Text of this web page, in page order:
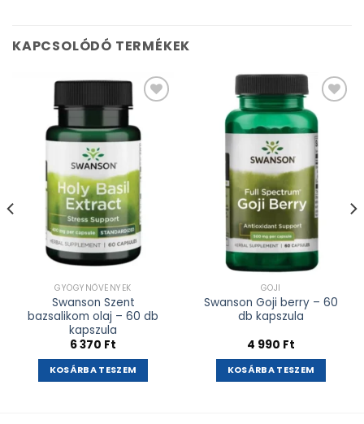
KAPCSOLÓDÓ TERMÉKEK
Kívánságlistához
adás
GYÓGYNÖVÉNYEK
Swanson Szent
bazsalikom olaj – 60 db
kapszula
6 370 Ft
KOSÁRBA TESZEM
Kívánságlistához
adás
GOJI
Swanson Goji berry – 60
db kapszula
4 990 Ft
KOSÁRBA TESZEM